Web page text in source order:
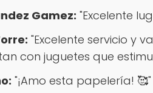
Gamez: "Excelente
"Excelente servicio y
con juguetes que
"¡Amo esta papelería! 🥰"